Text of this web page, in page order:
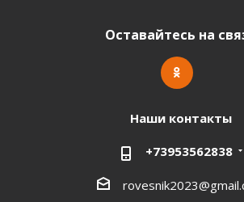
Оставайтесь на
Наши контакты
+73953562838